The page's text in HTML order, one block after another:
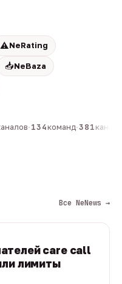
⚠️NeRating
📥NeBaza
·134команд·381
Все NeNews →
care call
лимиты